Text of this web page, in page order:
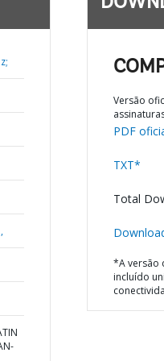
Versão
PDF
TXT*
Total
*A versão
incluído